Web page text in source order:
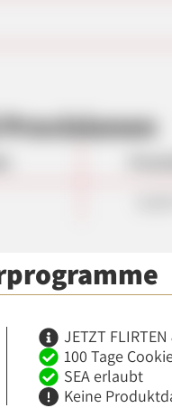
JETZT FLIRTEN
100 Tage
SEA erlaubt
Keine